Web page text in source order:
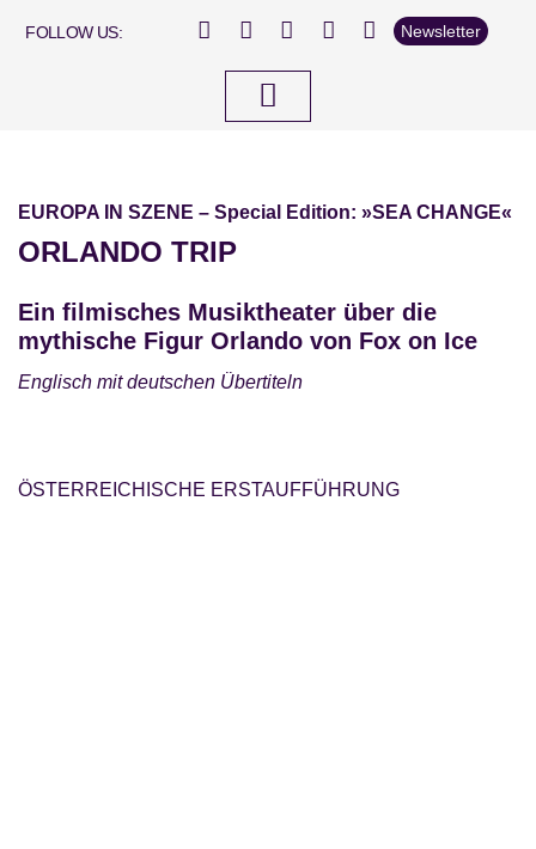
FOLLOW US: Newsletter
EUROPA IN SZENE – Special Edition: »SEA CHANGE«
ORLANDO TRIP
Ein filmisches Musiktheater über die
mythische Figur Orlando von Fox on Ice
Englisch mit deutschen Übertiteln
ÖSTERREICHISCHE ERSTAUFFÜHRUNG